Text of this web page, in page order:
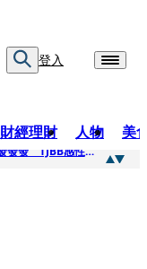
登入
財經理財 人物 美
AKIRA台北開唱「令和8年8月8日」中文喊發發發 TJBB感性喊「謝謝AKIRA桑」